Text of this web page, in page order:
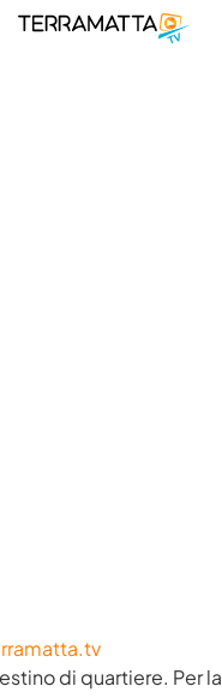
di quartiere. Per